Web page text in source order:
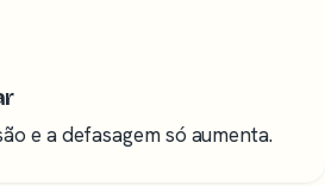
e a defasagem só aumenta.